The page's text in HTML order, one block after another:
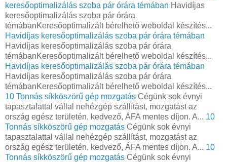
keresőoptimalizálás szoba pár órára témában Havidíjas
keresőoptimalizálás szoba pár órára
témábanKeresőoptimalizált bérelhető weboldal készítés...
Havidíjas keresőoptimalizálás szoba pár órára témában
Havidíjas keresőoptimalizálás szoba pár órára
témábanKeresőoptimalizált bérelhető weboldal készítés...
Havidíjas keresőoptimalizálás szoba pár órára témában
Havidíjas keresőoptimalizálás szoba pár órára
témábanKeresőoptimalizált bérelhető weboldal készítés...
10 Tonnás síkköszörű gép mozgatás Cégünk sok évnyi
tapasztalattal vállal nehézgép szállítást, mozgatást az
ország egész területén, kedvező, ÁFA mentes díjon. A... 10
Tonnás síkköszörű gép mozgatás Cégünk sok évnyi
tapasztalattal vállal nehézgép szállítást, mozgatást az
ország egész területén, kedvező, ÁFA mentes díjon. A... 10
Tonnás síkköszörű gép mozgatás Cégünk sok évnyi